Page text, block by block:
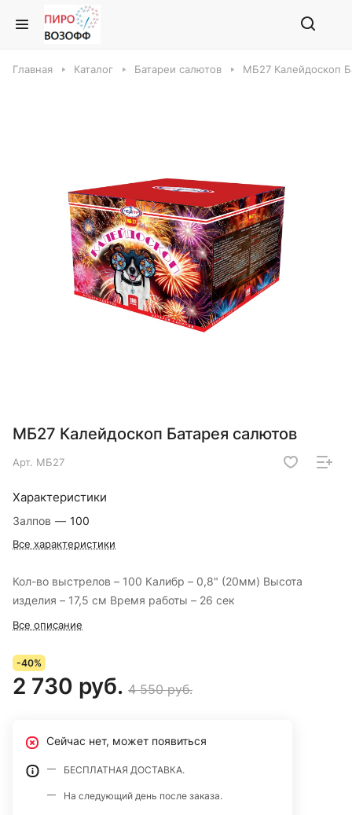
Главная Каталог Батареи салютов МБ27 Калейдоскоп
МБ27 Калейдоскоп Батарея салютов
Арт. МБ27
Характеристики
Залпов — 100
Все характеристики
Кол-во выстрелов – 100 Калибр – 0,8" (20мм) Высота
изделия – 17,5 см Время работы – 26 сек
Все описание
-40%
2 730 руб. 4 550 руб.
Сейчас нет, может появиться
БЕСПЛАТНАЯ ДОСТАВКА.
На следующий день после заказа.